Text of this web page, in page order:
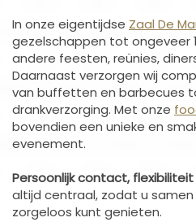
In onze eigentijdse Zaal De
gezelschappen tot ongeveer
andere feesten, reünies,
Daarnaast verzorgen wij
van buffetten en barbecues
drankverzorging. Met onze
bovendien een unieke en
evenement.
Persoonlijk contact,
altijd centraal, zodat u
zorgeloos kunt genieten.